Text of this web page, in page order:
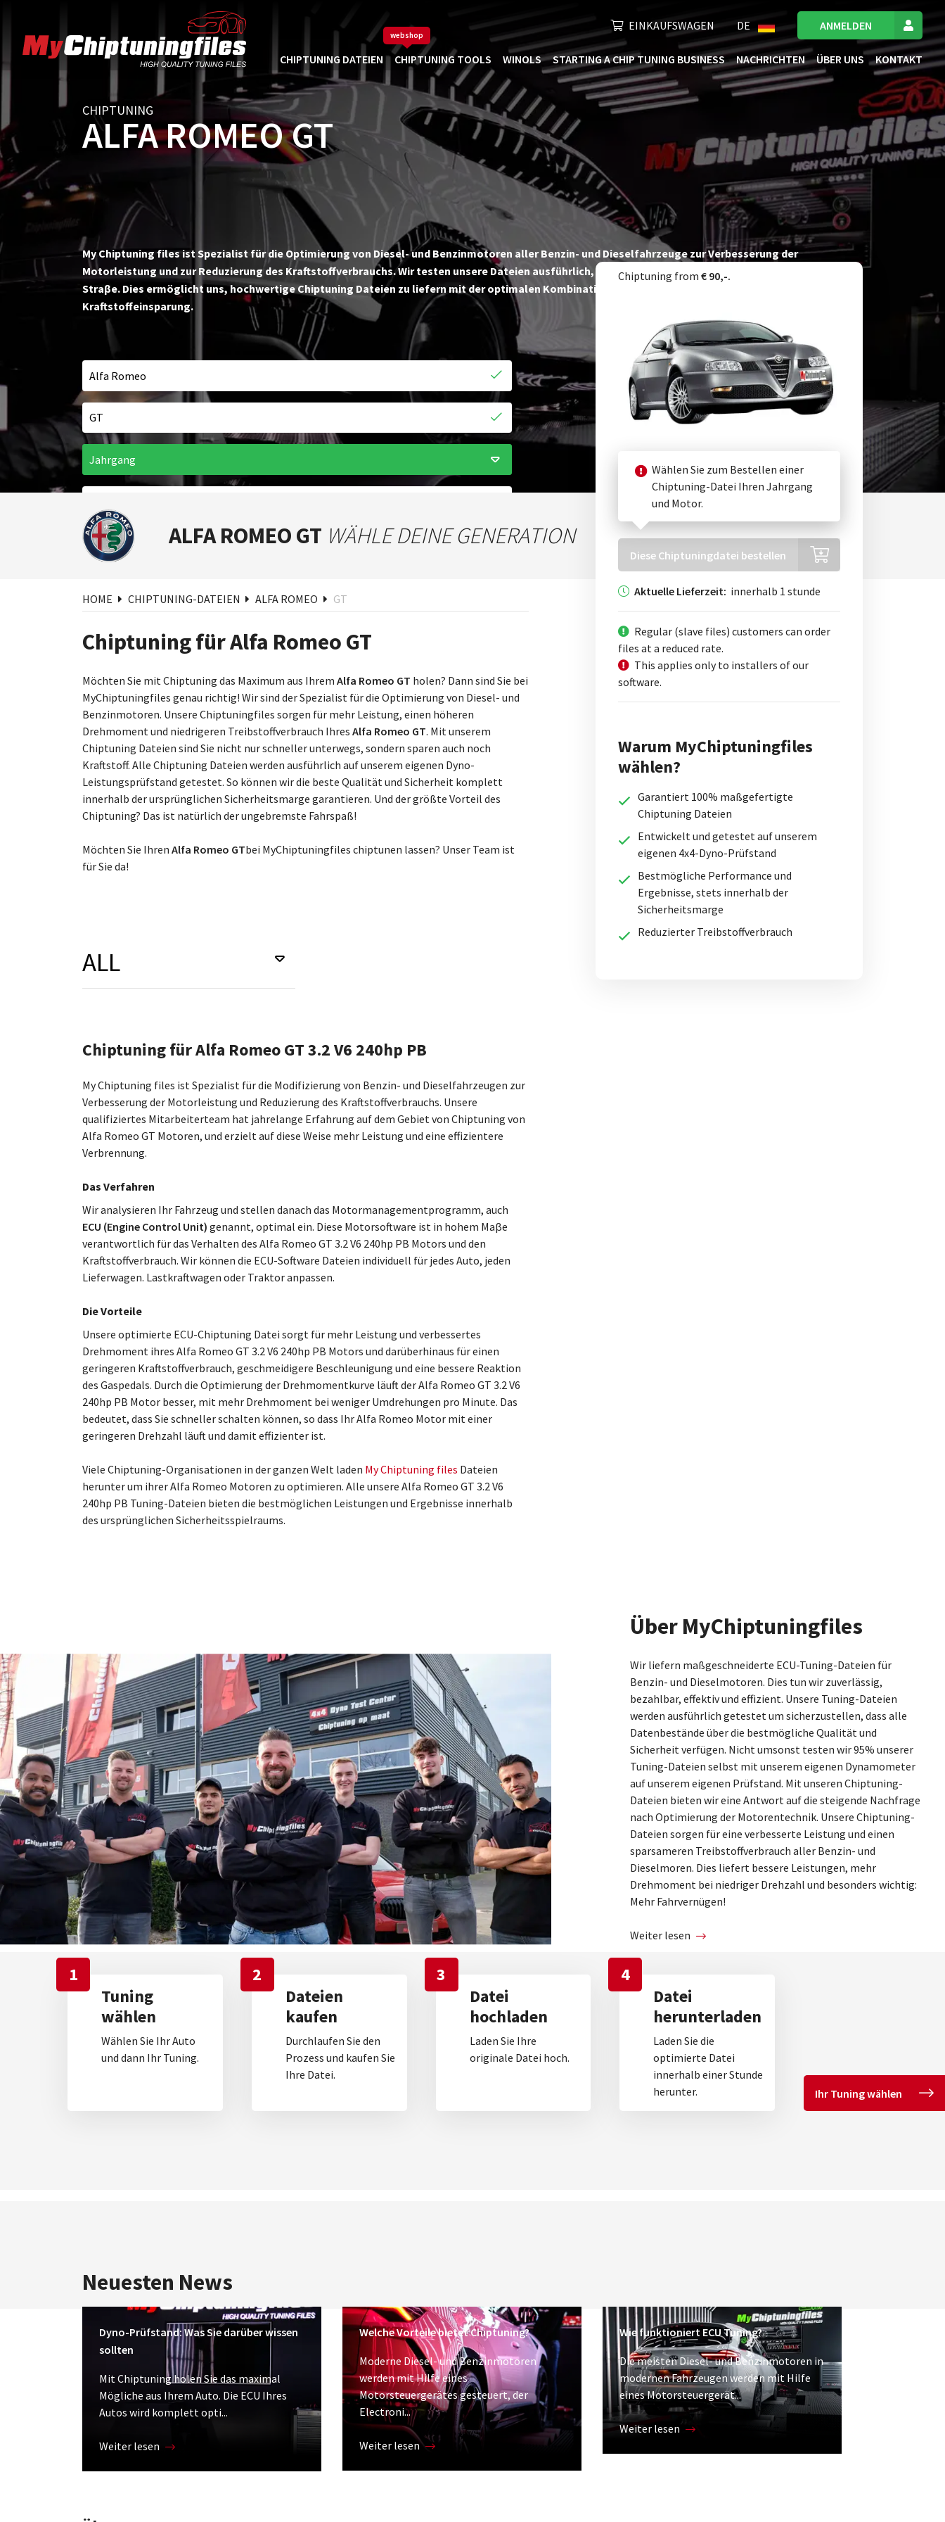
EINKAUFSWAGEN DE ANMELDEN
CHIPTUNING DATEIEN CHIPTUNING TOOLS
webshop
WINOLS STARTING A CHIP TUNING BUSINESS NACHRICHTEN ÜBER UNS KONTAKT
CHIPTUNING
ALFA ROMEO GT
My Chiptuning files ist Spezialist für die Optimierung von Diesel- und Benzinmotoren aller Benzin- und Dieselfahrzeuge zur Verbesserung der
Motorleistung und zur Reduzierung des Kraftstoffverbrauchs. Wir testen unsere Dateien ausführlich, sowohl auf dem 4x4 Prüfstand als auch auf der
Straβe. Dies ermöglicht uns, hochwertige Chiptuning Dateien zu liefern mit der optimalen Kombination von Leistungsverbesserung und
Kraftstoffeinsparung.
Suchen
Chiptuning from € 90,-.
Wählen Sie zum Bestellen einer
Chiptuning-Datei Ihren Jahrgang
und Motor.
Diese Chiptuningdatei bestellen
Aktuelle Lieferzeit: innerhalb 1 stunde
Regular (slave files) customers can order
files at a reduced rate.
This applies only to installers of our
software.
Warum MyChiptuningfiles
wählen?
Garantiert 100% maßgefertigte
Chiptuning Dateien
Entwickelt und getestet auf unserem
eigenen 4x4-Dyno-Prüfstand
Bestmögliche Performance und
Ergebnisse, stets innerhalb der
Sicherheitsmarge
Reduzierter Treibstoffverbrauch
ALFA ROMEO GT WÄHLE DEINE GENERATION
HOME CHIPTUNING-DATEIEN ALFA ROMEO GT
Chiptuning für Alfa Romeo GT
Möchten Sie mit Chiptuning das Maximum aus Ihrem Alfa Romeo GT holen? Dann sind Sie bei
MyChiptuningfiles genau richtig! Wir sind der Spezialist für die Optimierung von Diesel- und
Benzinmotoren. Unsere Chiptuningfiles sorgen für mehr Leistung, einen höheren
Drehmoment und niedrigeren Treibstoffverbrauch Ihres Alfa Romeo GT. Mit unserem
Chiptuning Dateien sind Sie nicht nur schneller unterwegs, sondern sparen auch noch
Kraftstoff. Alle Chiptuning Dateien werden ausführlich auf unserem eigenen Dyno-
Leistungsprüfstand getestet. So können wir die beste Qualität und Sicherheit komplett
innerhalb der ursprünglichen Sicherheitsmarge garantieren. Und der größte Vorteil des
Chiptuning? Das ist natürlich der ungebremste Fahrspaß!
Möchten Sie Ihren Alfa Romeo GTbei MyChiptuningfiles chiptunen lassen? Unser Team ist
für Sie da!
ALL
Chiptuning für Alfa Romeo GT 3.2 V6 240hp PB
My Chiptuning files ist Spezialist für die Modifizierung von Benzin- und Dieselfahrzeugen zur
Verbesserung der Motorleistung und Reduzierung des Kraftstoffverbrauchs. Unsere
qualifiziertes Mitarbeiterteam hat jahrelange Erfahrung auf dem Gebiet von Chiptuning von
Alfa Romeo GT Motoren, und erzielt auf diese Weise mehr Leistung und eine effizientere
Verbrennung.
Das Verfahren
Wir analysieren Ihr Fahrzeug und stellen danach das Motormanagementprogramm, auch
ECU (Engine Control Unit) genannt, optimal ein. Diese Motorsoftware ist in hohem Maβe
verantwortlich für das Verhalten des Alfa Romeo GT 3.2 V6 240hp PB Motors und den
Kraftstoffverbrauch. Wir können die ECU-Software Dateien individuell für jedes Auto, jeden
Lieferwagen. Lastkraftwagen oder Traktor anpassen.
Die Vorteile
Unsere optimierte ECU-Chiptuning Datei sorgt für mehr Leistung und verbessertes
Drehmoment ihres Alfa Romeo GT 3.2 V6 240hp PB Motors und darüberhinaus für einen
geringeren Kraftstoffverbrauch, geschmeidigere Beschleunigung und eine bessere Reaktion
des Gaspedals. Durch die Optimierung der Drehmomentkurve läuft der Alfa Romeo GT 3.2 V6
240hp PB Motor besser, mit mehr Drehmoment bei weniger Umdrehungen pro Minute. Das
bedeutet, dass Sie schneller schalten können, so dass Ihr Alfa Romeo Motor mit einer
geringeren Drehzahl läuft und damit effizienter ist.
Viele Chiptuning-Organisationen in der ganzen Welt laden My Chiptuning files Dateien
herunter um ihrer Alfa Romeo Motoren zu optimieren. Alle unsere Alfa Romeo GT 3.2 V6
240hp PB Tuning-Dateien bieten die bestmöglichen Leistungen und Ergebnisse innerhalb
des ursprünglichen Sicherheitsspielraums.
Über MyChiptuningfiles
Wir liefern maßgeschneiderte ECU-Tuning-Dateien für
Benzin- und Dieselmotoren. Dies tun wir zuverlässig,
bezahlbar, effektiv und effizient. Unsere Tuning-Dateien
werden ausführlich getestet um sicherzustellen, dass alle
Datenbestände über die bestmögliche Qualität und
Sicherheit verfügen. Nicht umsonst testen wir 95% unserer
Tuning-Dateien selbst mit unserem eigenen Dynamometer
auf unserem eigenen Prüfstand. Mit unseren Chiptuning-
Dateien bieten wir eine Antwort auf die steigende Nachfrage
nach Optimierung der Motorentechnik. Unsere Chiptuning-
Dateien sorgen für eine verbesserte Leistung und einen
sparsameren Treibstoffverbrauch aller Benzin- und
Dieselmoren. Dies liefert bessere Leistungen, mehr
Drehmoment bei niedriger Drehzahl und besonders wichtig:
Mehr Fahrvernügen!
Weiter lesen
1
Tuning
wählen
Wählen Sie Ihr Auto
und dann Ihr Tuning.
2
Dateien
kaufen
Durchlaufen Sie den
Prozess und kaufen Sie
Ihre Datei.
3
Datei
hochladen
Laden Sie Ihre
originale Datei hoch.
4
Datei
herunterladen
Laden Sie die
optimierte Datei
innerhalb einer Stunde
herunter.
Ihr Tuning wählen
Neuesten News
Dyno-Prüfstand: Was Sie darüber wissen
sollten
Mit Chiptuning holen Sie das maximal
Mögliche aus Ihrem Auto. Die ECU Ihres
Autos wird komplett opti...
Weiter lesen
Welche Vorteile bietet Chiptuning?
Moderne Diesel- und Benzinmotoren
werden mit Hilfe eines
Motorsteuergerätes gesteuert, der
Electroni...
Weiter lesen
Wie funktioniert ECU Tuning?
Die meisten Diesel- und Benzinmotoren in
modernen Fahrzeugen werden mit Hilfe
eines Motorsteuergerät...
Weiter lesen